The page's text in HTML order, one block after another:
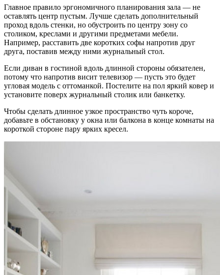
Главное правило эргономичного планирования зала — не
оставлять центр пустым. Лучше сделать дополнительный
проход вдоль стенки, но обустроить по центру зону со
столиком, креслами и другими предметами мебели.
Например, расставить две коротких софы напротив друг
друга, поставив между ними журнальный стол.
Если диван в гостиной вдоль длинной стороны обязателен,
потому что напротив висит телевизор — пусть это будет
угловая модель с оттоманкой. Постелите на пол яркий ковер и
установите поверх журнальный столик или банкетку.
Чтобы сделать длинное узкое пространство чуть короче,
добавьте в обстановку у окна или балкона в конце комнаты на
короткой стороне пару ярких кресел.